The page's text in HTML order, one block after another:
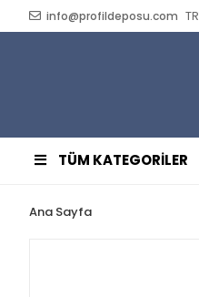
info@profildeposu.com
TÜM KATEGORİLER
Ana Sayfa